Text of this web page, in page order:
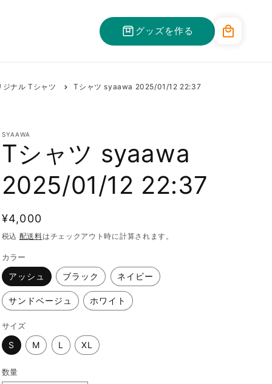
グッズを作る
ー
ジナル Tシャツ Tシャツ syaawa 2025/01/12 22:37
SYAAWA
Tシャツ syaawa
2025/01/12 22:37
通
常
価
格
¥4,000
税込 配送料はチェックアウト時に計算されます。
カラー
アッシュ ブラック ネイビー
サンドベージュ ホワイト
サイズ
S M L XL
数量